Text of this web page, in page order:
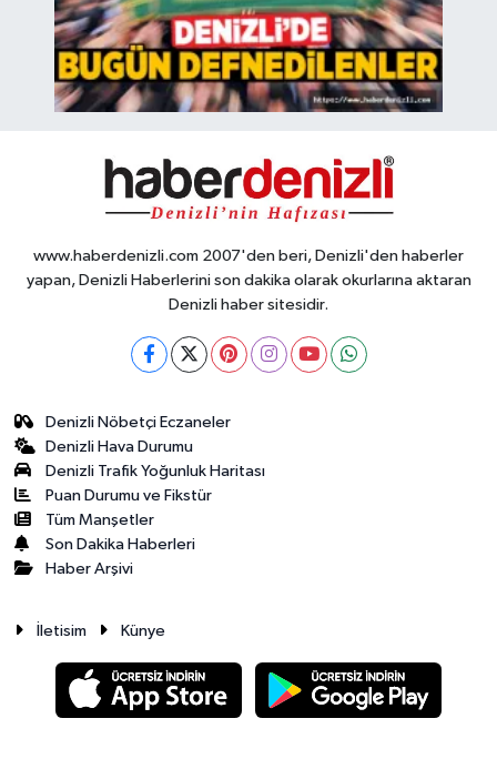
www.haberdenizli.com 2007'den beri, Denizli'den haberler
yapan, Denizli Haberlerini son dakika olarak okurlarına aktaran
Denizli haber sitesidir.
Denizli Nöbetçi Eczaneler
Denizli Hava Durumu
Denizli Trafik Yoğunluk Haritası
Puan Durumu ve Fikstür
Tüm Manşetler
Son Dakika Haberleri
Haber Arşivi
İletisim Künye